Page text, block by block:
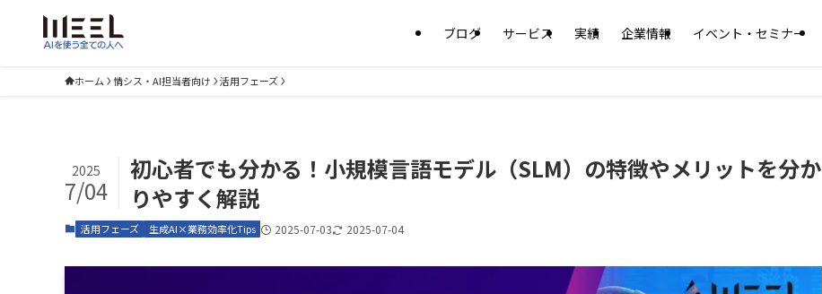
ブログ サービス 実績 企業情報 イベント・セミナー
ホーム 情シス・AI担当者向け 活用フェーズ
初心者でも分かる！小規模言語モデル（SLM）の特徴やメリットを分か
りやすく解説
2025
7/04
活用フェーズ 生成AI×業務効率化Tips 2025-07-03 2025-07-04